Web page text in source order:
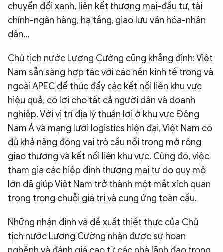
chuyển đổi xanh, liên kết thương mại-đầu tư, tài
chính-ngân hàng, hạ tầng, giao lưu văn hóa-nhân
dân...
Chủ tịch nước Lương Cường cũng khẳng định: Việt
Nam sẵn sàng hợp tác với các nền kinh tế trong và
ngoài APEC để thúc đẩy các kết nối liên khu vực
hiệu quả, có lợi cho tất cả người dân và doanh
nghiệp. Với vị trí địa lý thuận lợi ở khu vực Đông
Nam Á và mạng lưới logistics hiện đại, Việt Nam có
đủ khả năng đóng vai trò cầu nối trong mở rộng
giao thương và kết nối liên khu vực. Cùng đó, việc
tham gia các hiệp định thương mại tự do quy mô
lớn đã giúp Việt Nam trở thành một mắt xích quan
trọng trong chuỗi giá trị và cung ứng toàn cầu.
Những nhận định và đề xuất thiết thực của Chủ
tịch nước Lương Cường nhận được sự hoan